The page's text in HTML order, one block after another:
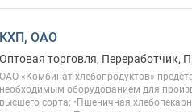
КХП, ОАО
Оптовая торговля, Переработчик,
ОАО «Комбинат хлебопродуктов»
необходимым оборудованием для
высшего сорта; •Пшеничная